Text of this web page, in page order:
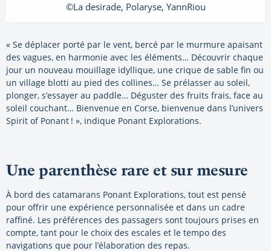
©La desirade, Polaryse, YannRiou
« Se déplacer porté par le vent, bercé par le murmure apaisant
des vagues, en harmonie avec les éléments… Découvrir chaque
jour un nouveau mouillage idyllique, une crique de sable fin ou
un village blotti au pied des collines… Se prélasser au soleil,
plonger, s’essayer au paddle… Déguster des fruits frais, face au
soleil couchant… Bienvenue en Corse, bienvenue dans l’univers
Spirit of Ponant ! », indique Ponant Explorations.
Une parenthèse rare et sur mesure
À bord des catamarans Ponant Explorations, tout est pensé
pour offrir une expérience personnalisée et dans un cadre
raffiné. Les préférences des passagers sont toujours prises en
compte, tant pour le choix des escales et le tempo des
navigations que pour l’élaboration des repas.